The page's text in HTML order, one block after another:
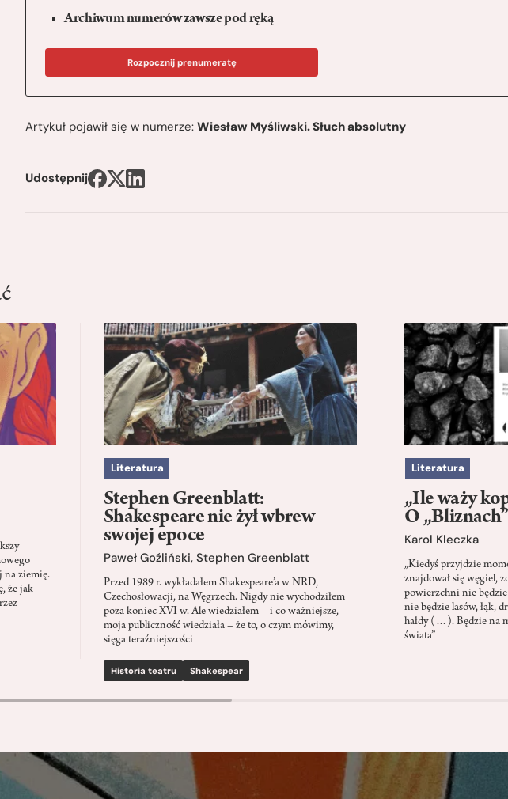
Archiwum numerów zawsze pod ręką
Rozpocznij prenumeratę
Artykuł pojawił się w numerze:Wiesław Myśliwski. Słuch absolutny
Udostępnij
na ziemię.
że jak
Literatura
Stephen Greenblatt:
Shakespeare nie żył wbrew
swojej epoce
Paweł Goźliński, Stephen Greenblatt
Przed 1989 r. wykładałem Shakespeare’a w NRD,
Czechosłowacji, na Węgrzech. Nigdy nie wychodziłem
poza koniec XVI w. Ale wiedziałem – i co ważniejsze,
moja publiczność wiedziała – że to, o czym mówimy,
sięga teraźniejszości
Historia teatru Shakespear
Literatura
„Ile waży
O
Karol Kleczka
„Kiedyś przyjdzie
znajdował się węgiel,
powierzchni nie
nie będzie lasów, łąk,
hałdy (…). Będzie na
świata”